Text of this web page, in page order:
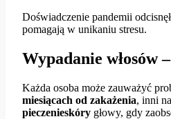
Doświadczenie pandemii
pomagają w unikaniu stresu.
Wypadanie włosów
Każda osoba może zauważyć
miesiącach od zakażenia, inni
pieczenieskóry głowy, gdy